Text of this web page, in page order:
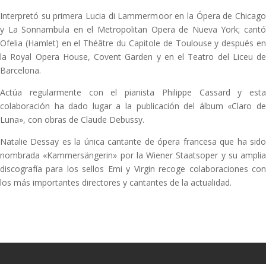
Interpretó su primera Lucia di Lammermoor en la Ópera de Chicago
y La Sonnambula en el Metropolitan Opera de Nueva York; cantó
Ofelia (Hamlet) en el Théâtre du Capitole de Toulouse y después en
la Royal Opera House, Covent Garden y en el Teatro del Liceu de
Barcelona.
Actúa regularmente con el pianista Philippe Cassard y esta
colaboración ha dado lugar a la publicación del álbum «Claro de
Luna», con obras de Claude Debussy.
Natalie Dessay es la única cantante de ópera francesa que ha sido
nombrada «Kammersängerin» por la Wiener Staatsoper y su amplia
discografía para los sellos Emi y Virgin recoge colaboraciones con
los más importantes directores y cantantes de la actualidad.